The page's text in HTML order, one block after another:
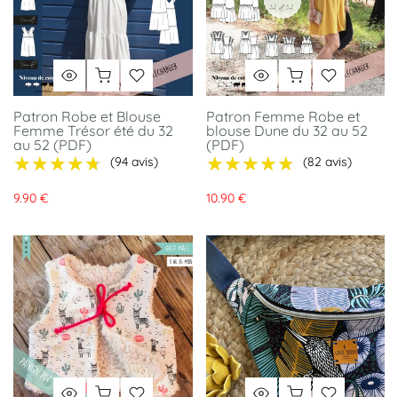
Patron Robe et Blouse
Femme Trésor été du 32
au 52 (PDF)
★★★★★
★★★★★ (94 avis)
9.90 €
Patron Femme Robe et
blouse Dune du 32 au 52
(PDF)
★★★★★
★★★★★ (82 avis)
10.90 €